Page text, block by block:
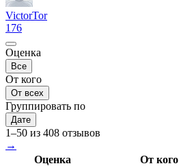
VictorTor
176
Оценка
Все
От кого
От всех
Группировать по
Дате
1–50 из 408 отзывов
→
Оценка
От кого